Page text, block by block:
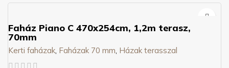
Faház Piano C 470x254cm, 1,2m terasz,
70mm
Kerti faházak Faházak 70 mm Házak terasszal